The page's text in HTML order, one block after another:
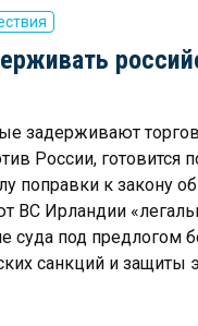
задерживают
России, готовится
поправки к закону
ВС Ирландии
суда под предлогом
санкций и защиты